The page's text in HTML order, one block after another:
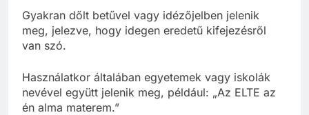
Gyakran dőlt betűvel vagy idézőjelben jelenik
meg, jelezve, hogy idegen eredetű kifejezésről
van szó.
Használatkor általában egyetemek vagy iskolák
nevével együtt jelenik meg, például: „Az ELTE az
én alma materem.”